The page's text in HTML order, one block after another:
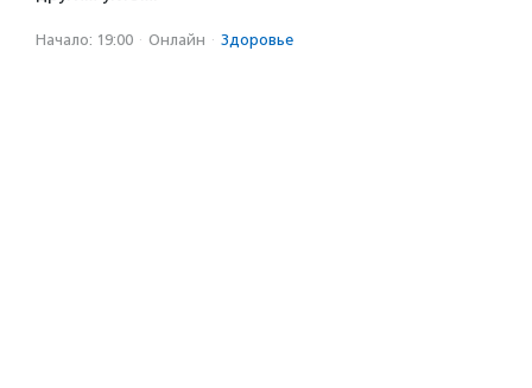
Начало: 19:00 · Онлайн · Здоровье